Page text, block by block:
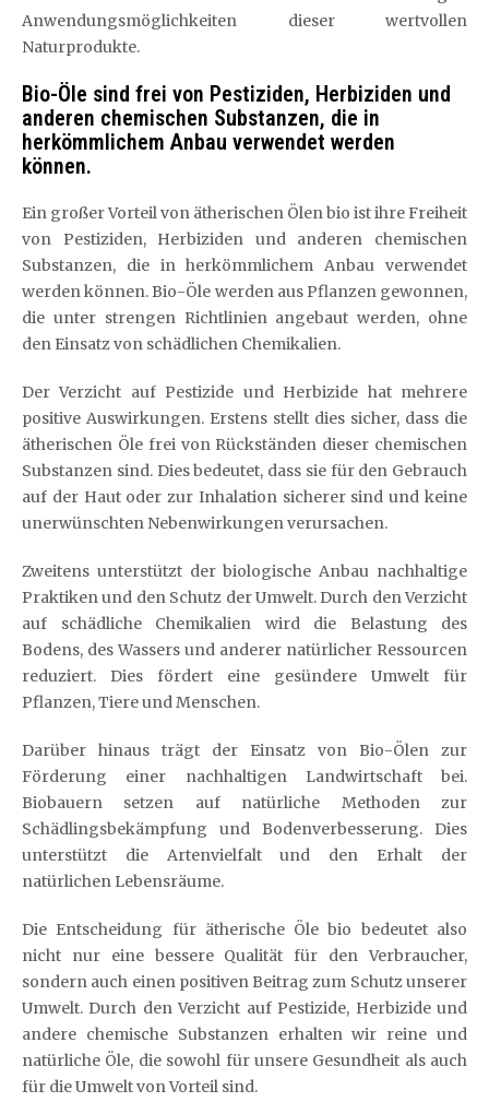
Anwendungsmöglichkeiten dieser wertvollen
Naturprodukte.
Bio-Öle sind frei von Pestiziden, Herbiziden und
anderen chemischen Substanzen, die in
herkömmlichem Anbau verwendet werden
können.
Ein großer Vorteil von ätherischen Ölen bio ist ihre Freiheit
von Pestiziden, Herbiziden und anderen chemischen
Substanzen, die in herkömmlichem Anbau verwendet
werden können. Bio-Öle werden aus Pflanzen gewonnen,
die unter strengen Richtlinien angebaut werden, ohne
den Einsatz von schädlichen Chemikalien.
Der Verzicht auf Pestizide und Herbizide hat mehrere
positive Auswirkungen. Erstens stellt dies sicher, dass die
ätherischen Öle frei von Rückständen dieser chemischen
Substanzen sind. Dies bedeutet, dass sie für den Gebrauch
auf der Haut oder zur Inhalation sicherer sind und keine
unerwünschten Nebenwirkungen verursachen.
Zweitens unterstützt der biologische Anbau nachhaltige
Praktiken und den Schutz der Umwelt. Durch den Verzicht
auf schädliche Chemikalien wird die Belastung des
Bodens, des Wassers und anderer natürlicher Ressourcen
reduziert. Dies fördert eine gesündere Umwelt für
Pflanzen, Tiere und Menschen.
Darüber hinaus trägt der Einsatz von Bio-Ölen zur
Förderung einer nachhaltigen Landwirtschaft bei.
Biobauern setzen auf natürliche Methoden zur
Schädlingsbekämpfung und Bodenverbesserung. Dies
unterstützt die Artenvielfalt und den Erhalt der
natürlichen Lebensräume.
Die Entscheidung für ätherische Öle bio bedeutet also
nicht nur eine bessere Qualität für den Verbraucher,
sondern auch einen positiven Beitrag zum Schutz unserer
Umwelt. Durch den Verzicht auf Pestizide, Herbizide und
andere chemische Substanzen erhalten wir reine und
natürliche Öle, die sowohl für unsere Gesundheit als auch
für die Umwelt von Vorteil sind.